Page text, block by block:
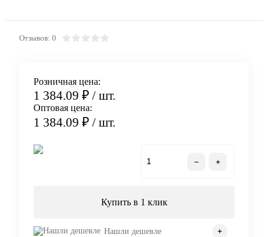
Отзывов: 0
Розничная цена:
1 384.09 ₽ / шт.
Оптовая цена:
1 384.09 ₽ / шт.
Купить в 1 клик
Нашли дешевле